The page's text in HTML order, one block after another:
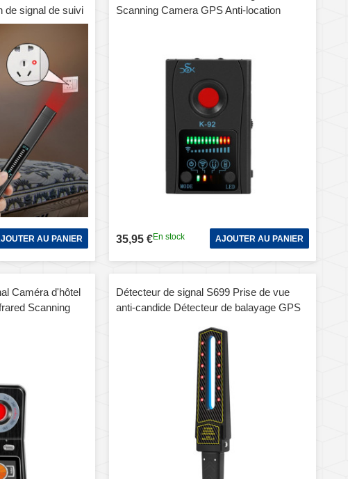
de signal de suivi
AU PANIER
Scanning Camera GPS Anti-location
35,95 €En stock AJOUTER AU PANIER
Caméra d'hôtel
Scanning
Détecteur de signal S699 Prise de vue
anti-candide Détecteur de balayage GPS